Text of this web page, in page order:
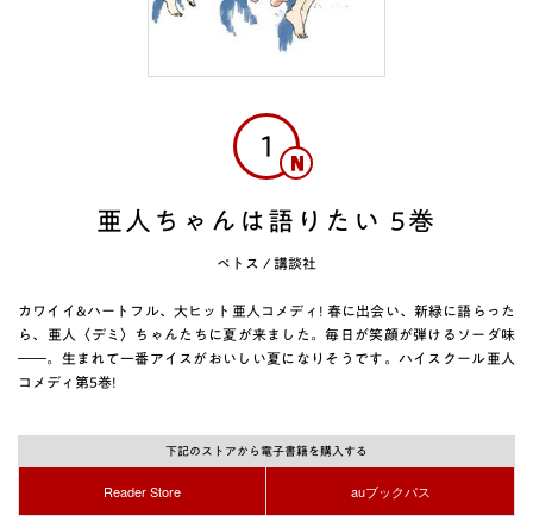
1
亜人ちゃんは語りたい 5巻
ペトス / 講談社
カワイイ&ハートフル、大ヒット亜人コメディ! 春に出会い、新緑に語らった
ら、亜人〈デミ〉ちゃんたちに夏が来ました。毎日が笑顔が弾けるソーダ味
――。生まれて一番アイスがおいしい夏になりそうです。ハイスクール亜人
コメディ第5巻!
下記のストアから電子書籍を購入する
Reader Store auブックパス